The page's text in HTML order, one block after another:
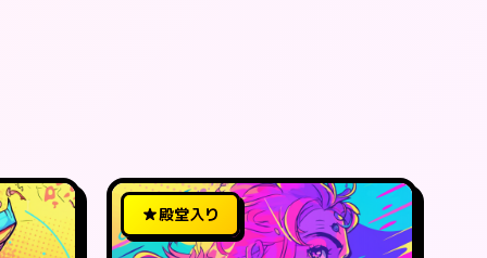
殿堂入り